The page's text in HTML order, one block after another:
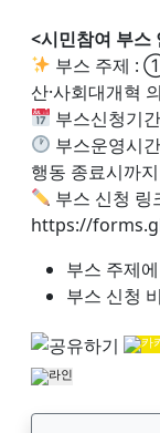
<시민참여 부스
부스 주제 :
산·사회대개혁
부스신청기
부스운영시
행동 종료시까
부스 신청 링
https://
부스 주제
부스 신청